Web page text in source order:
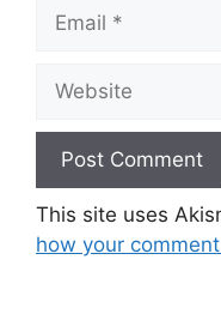
This site uses
how your